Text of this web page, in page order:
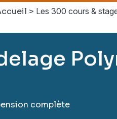
> Les 300 cours &
complète